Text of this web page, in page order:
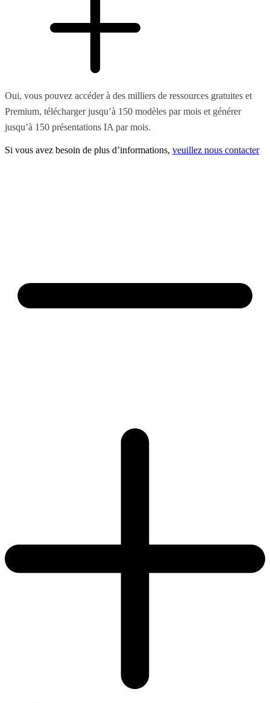
Oui, vous pouvez accéder à des milliers de ressources gratuites et
Premium, télécharger jusqu’à 150 modèles par mois et générer
jusqu’à 150 présentations IA par mois.
Si vous avez besoin de plus d’informations, veuillez nous contacter